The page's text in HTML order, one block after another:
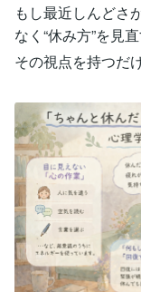
もし最近しんどさ
なく“休み方”を見
その視点を持つだ